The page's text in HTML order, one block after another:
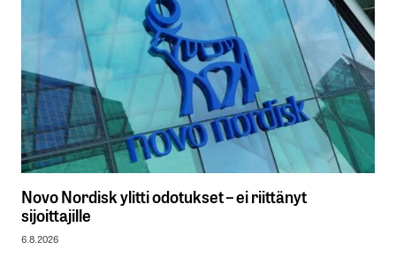
Novo Nordisk ylitti odotukset – ei riittänyt
sijoittajille
6.8.2026